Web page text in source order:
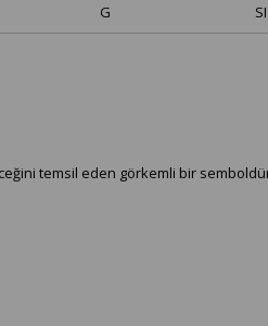
G SI
temsil eden görkemli bir